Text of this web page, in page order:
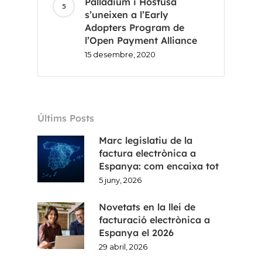
s’uneixen a l’Early
Adopters Program de
l’Open Payment Alliance
15 desembre, 2020
Últims Posts
Marc legislatiu de la
factura electrònica a
Espanya: com encaixa tot
5 juny, 2026
Novetats en la llei de
facturació electrònica a
Espanya el 2026
29 abril, 2026